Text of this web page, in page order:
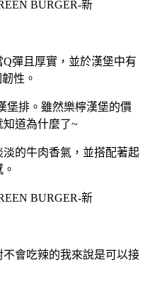
彈且厚實，並於漢堡中有
性。
堡排。雖然樂檸漢堡的價
道為什麼了~
的牛肉香氣，並搭配著起
不會吃辣的我來說是可以接